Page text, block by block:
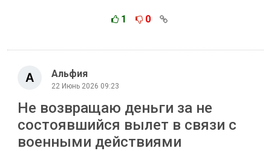
1 0
Альфия
22 Июнь 2026 09:23
Не возвращаю деньги за не
состоявшийся вылет в связи с
военными действиями